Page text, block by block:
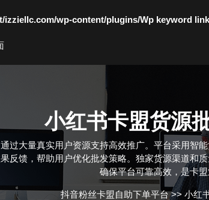
wp-content/plugins/Wp keyword
小红书卡盟货源
过大量真实用户资源支持高效推广。平台采用
反馈，帮助用户优化批发策略。独家货源渠道
确保平台可靠高效，是卡
抖音粉丝卡盟自助下单平台>> 小红